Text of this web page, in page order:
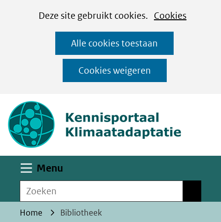
CookiesDeze site gebruikt cookies. Cookies
op
deze
website
worden
toegestaan
geweigerd.
Alle cookies toestaan
Cookies weigeren
Ga
naar
de
inhoud
Menu
Zoeken
Home Bibliotheek